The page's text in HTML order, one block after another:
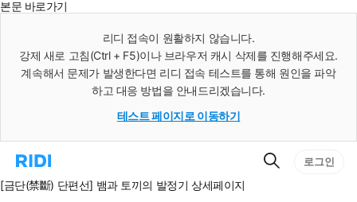
본문 바로가기
리디 접속이 원활하지 않습니다.
강제 새로 고침(Ctrl + F5)이나 브라우저 캐시 삭제를 진행해주세요.
계속해서 문제가 발생한다면 리디 접속 테스트를 통해 원인을 파악
하고 대응 방법을 안내드리겠습니다.
테스트 페이지로 이동하기
리
홈
검
로그인
[금단(禁斷) 단편선] 뱀과 토끼의 발정기 상세페이지